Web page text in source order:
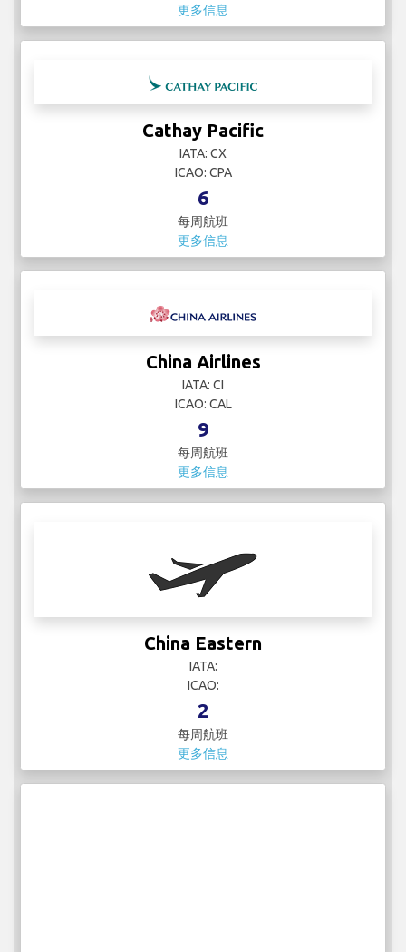
更多信息
Cathay Pacific
IATA: CX
ICAO: CPA
6
每周航班
更多信息
China Airlines
IATA: CI
ICAO: CAL
9
每周航班
更多信息
China Eastern
IATA:
ICAO:
2
每周航班
更多信息